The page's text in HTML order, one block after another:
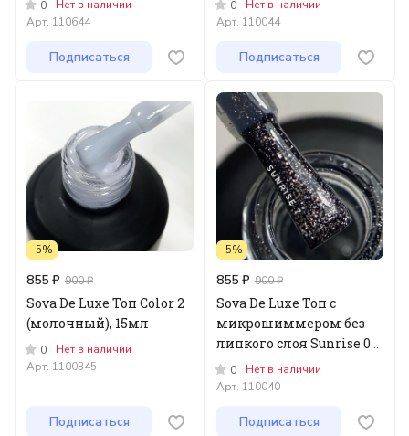
0
Нет в наличии
Арт. 110644
Подписаться
0
Нет в наличии
Арт. 110044
Подписаться
-5%
855 ₽ 900 ₽
Sova De Luxe Топ Color 2
(молочный), 15мл
0
Нет в наличии
Арт. 1100345
Подписаться
-5%
855 ₽ 900 ₽
Sova De Luxe Топ с
микрошиммером без
липкого слоя Sunrise 07,
15мл
0
Нет в наличии
Арт. 110040
Подписаться